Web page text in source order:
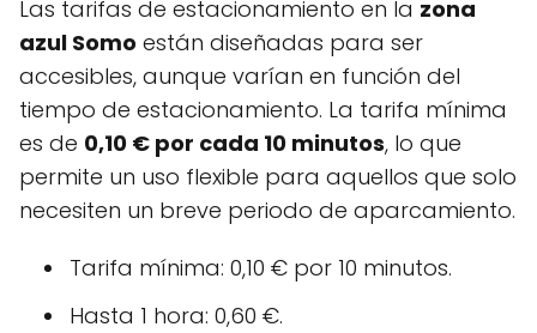
Las tarifas de estacionamiento en la zona
azul Somo están diseñadas para ser
accesibles, aunque varían en función del
tiempo de estacionamiento. La tarifa mínima
es de 0,10 € por cada 10 minutos, lo que
permite un uso flexible para aquellos que solo
necesiten un breve periodo de aparcamiento.
Tarifa mínima: 0,10 € por 10 minutos.
Hasta 1 hora: 0,60 €.